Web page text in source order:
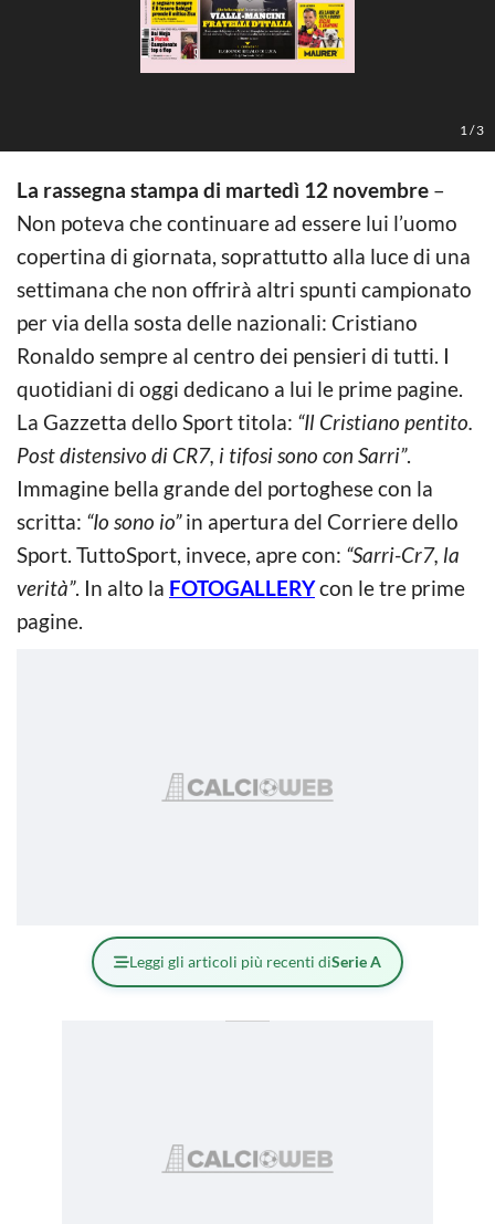
1 /3
La rassegna stampa di martedì 12 novembre –
Non poteva che continuare ad essere lui l’uomo
copertina di giornata, soprattutto alla luce di una
settimana che non offrirà altri spunti campionato
per via della sosta delle nazionali: Cristiano
Ronaldo sempre al centro dei pensieri di tutti. I
quotidiani di oggi dedicano a lui le prime pagine.
La Gazzetta dello Sport titola: “Il Cristiano pentito.
Post distensivo di CR7, i tifosi sono con Sarri”.
Immagine bella grande del portoghese con la
scritta: “Io sono io”in apertura del Corriere dello
Sport. TuttoSport, invece, apre con: “Sarri-Cr7, la
verità”. In alto la FOTOGALLERYcon le tre prime
pagine.
Leggi gli articoli più recenti diSerie A